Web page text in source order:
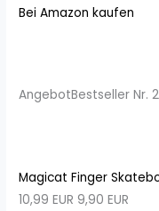
Bei Amazon kaufen
AngebotBestseller Nr. 2
Magicat Finger
10,99 EUR 9,90 EUR